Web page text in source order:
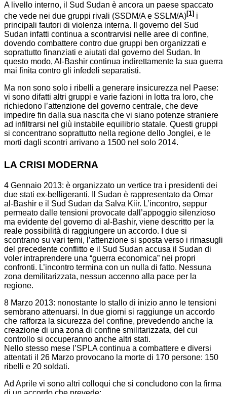
A livello interno, il Sud Sudan è ancora un paese spaccato
che vede nei due gruppi rivali (SSDM/A e SSLM/A)[1] i
principali fautori di violenza interna. Il governo del Sud
Sudan infatti continua a scontrarvisi nelle aree di confine,
dovendo combattere contro due gruppi ben organizzati e
soprattutto finanziati e aiutati dal governo del Sudan. In
questo modo, Al-Bashir continua indirettamente la sua guerra
mai finita contro gli infedeli separatisti.
Ma non sono solo i ribelli a generare insicurezza nel Paese:
vi sono difatti altri gruppi e varie fazioni in lotta tra loro, che
richiedono l’attenzione del governo centrale, che deve
impedire fin dalla sua nascita che vi siano potenze straniere
ad infiltrarsi nel giù instabile equilibrio statale. Questi gruppi
si concentrano soprattutto nella regione dello Jonglei, e le
morti dagli scontri arrivano a 1500 nel solo 2014.
LA CRISI MODERNA
4 Gennaio 2013: è organizzato un vertice tra i presidenti dei
due stati ex-belligeranti. Il Sudan è rappresentato da Omar
al-Bashir e il Sud Sudan da Salva Kiir. L’incontro, seppur
permeato dalle tensioni provocate dall’appoggio silenzioso
ma evidente del governo di al-Bashir, viene descritto per la
reale possibilità di raggiungere un accordo. I due si
scontrano su vari temi, l’attenzione si sposta verso i rimasugli
del precedente conflitto e il Sud Sudan accusa il Sudan di
voler intraprendere una “guerra economica” nei propri
confronti. L’incontro termina con un nulla di fatto. Nessuna
zona demilitarizzata, nessun accenno alla pace per la
regione.
8 Marzo 2013: nonostante lo stallo di inizio anno le tensioni
sembrano attenuarsi. In due giorni si raggiunge un accordo
che rafforza la sicurezza del confine, prevedendo anche la
creazione di una zona di confine smilitarizzata, del cui
controllo si occuperanno anche altri stati.
Nello stesso mese l’SPLA continua a combattere e diversi
attentati il 26 Marzo provocano la morte di 170 persone: 150
ribelli e 20 soldati.
Ad Aprile vi sono altri colloqui che si concludono con la firma